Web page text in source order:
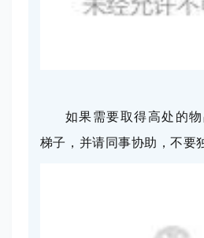
如果需要取得高处的
梯子，并请同事协助，不要